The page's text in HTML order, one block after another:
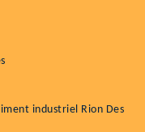
industriel Rion Des
préserver sa
et facade